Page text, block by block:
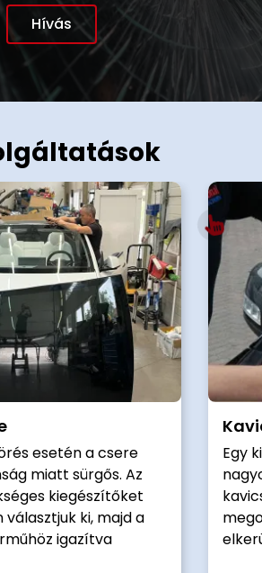
Hívás
esetén a csere
miatt sürgős. Az
kiegészítőket
ki, majd a
igazítva
Egy